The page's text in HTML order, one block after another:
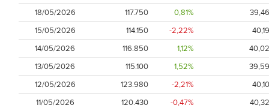
18/05/2026
117.750 0,81%
39,46
15/05/2026
114.150 -2,22%
40,19
14/05/2026
116.850 1,12%
40,02
13/05/2026
115.100 1,52%
39,59
12/05/2026
123.980 -2,21%
40,10
11/05/2026
120.430 -0,47%
40,32